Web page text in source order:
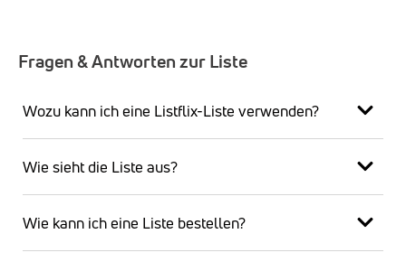
Fragen & Antworten zur Liste
Wozu kann ich eine Listflix-Liste verwenden?
Wie sieht die Liste aus?
Wie kann ich eine Liste bestellen?